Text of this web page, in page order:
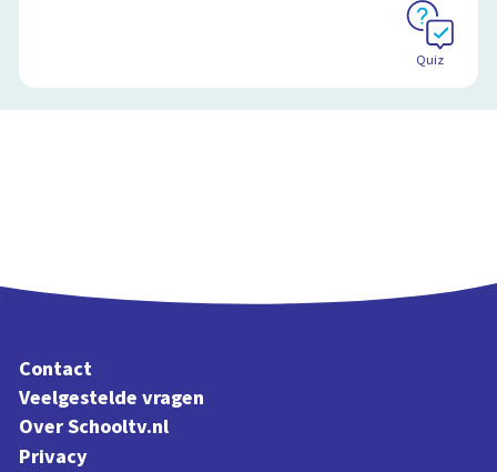
Quiz
Contact
Veelgestelde vragen
Over Schooltv.nl
Privacy